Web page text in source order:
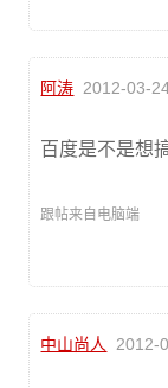
阿涛 2012-03-
百度是不是想
跟帖来自电脑端
中山尚人 2012-